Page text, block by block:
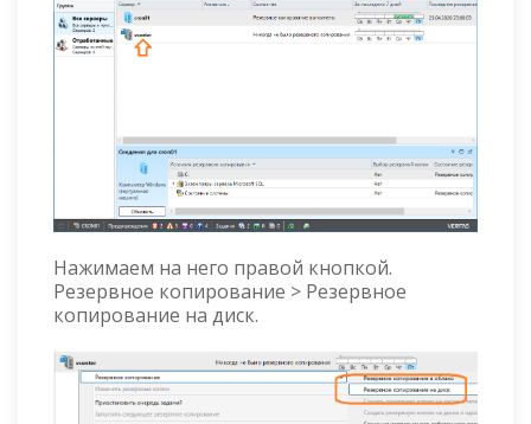
Нажимаем на него правой кнопкой.
Резервное копирование > Резервное
копирование на диск.